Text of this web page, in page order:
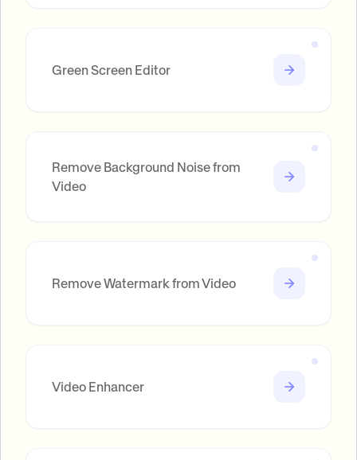
Green Screen Editor
Remove Background Noise from
Video
Remove Watermark from Video
Video Enhancer